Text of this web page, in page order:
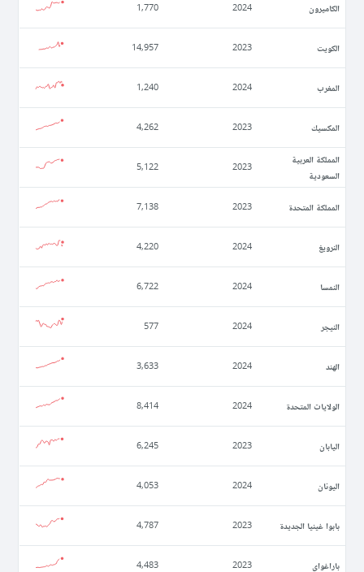
الكاميرون 2024
1,770
الكويت 2023
14,957
المغرب 2024
1,240
المكسيك 2023
4,262
المملكة العربية
السعودية
2023
5,122
المملكة المتحدة 2023
7,138
النرويغ 2024
4,220
النمسا 2024
6,722
النيجر 2024
577
الهند 2024
3,633
الولايات المتحدة 2024
8,414
اليابان 2023
6,245
اليونان 2024
4,053
بابوا غينيا الجديدة 2023
4,787
باراغواي 2023
4,483